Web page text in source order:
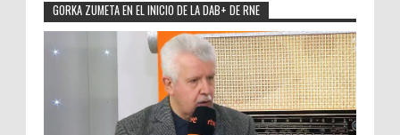
GORKA ZUMETA EN EL INICIO DE LA DAB+ DE RNE